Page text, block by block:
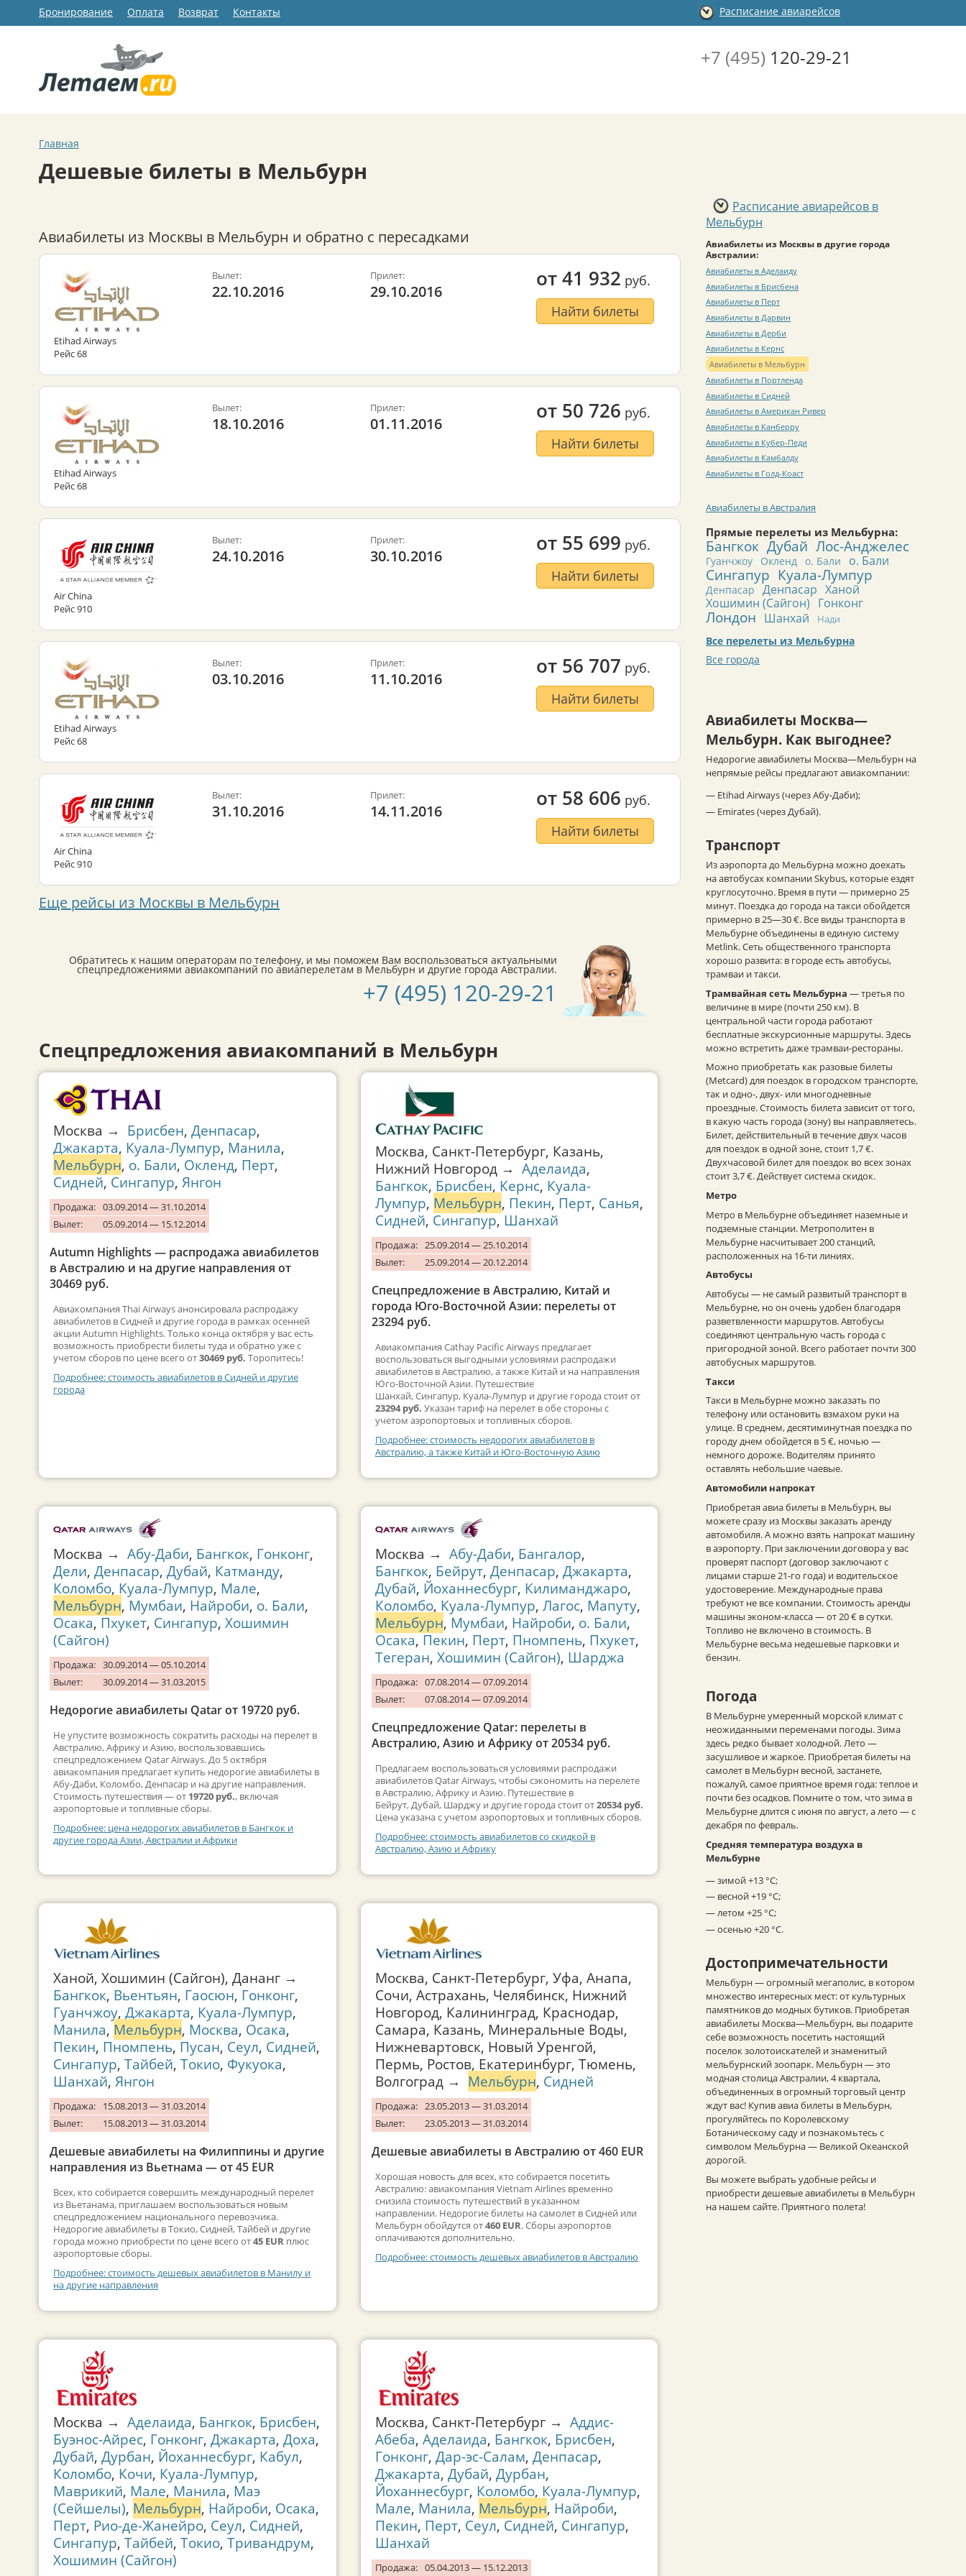
Бронирование Оплата Возврат Контакты Расписание авиарейсов
+7 (495) 120-29-21
Главная
Дешевые билеты в Мельбурн
Авиабилеты из Москвы в Мельбурн и обратно с пересадками
Etihad Airways
Рейс 68
Вылет:
22.10.2016
Прилет:
29.10.2016
от41 932 руб.
Найти билеты
Etihad Airways
Рейс 68
Вылет:
18.10.2016
Прилет:
01.11.2016
от 50 726 руб.
Найти билеты
Air China
Рейс 910
Вылет:
24.10.2016
Прилет:
30.10.2016
от 55 699 руб.
Найти билеты
Etihad Airways
Рейс 68
Вылет:
03.10.2016
Прилет:
11.10.2016
от 56 707 руб.
Найти билеты
Air China
Рейс 910
Вылет:
31.10.2016
Прилет:
14.11.2016
от 58 606 руб.
Найти билеты
Еще рейсы из Москвы в Мельбурн
Обратитесь к нашим операторам по телефону, и мы поможем Вам воспользоваться актуальными
спецпредложениями авиакомпаний по авиаперелетам в Мельбурн и другие города Австралии.
+7 (495) 120-29-21
Спецпредложения авиакомпаний в Мельбурн
Москва → Брисбен, Денпасар,
Джакарта, Куала-Лумпур, Манила,
Мельбурн, о. Бали, Окленд, Перт,
Сидней, Сингапур, Янгон
Продажа: 03.09.2014 — 31.10.2014
Вылет:
05.09.2014 — 15.12.2014
Autumn Highlights — распродажа авиабилетов
в Австралию и на другие направления от
30469 руб.
Авиакомпания Thai Airways анонсировала распродажу
авиабилетов в Сидней и другие города в рамках осенней
акции Autumn Highlights. Только конца октября у вас есть
возможность приобрести билеты туда и обратно уже с
учетом сборов по цене всего от30469 руб. Торопитесь!
Подробнее: стоимость авиабилетов в Сидней и другие
города
Москва → Абу-Даби, Бангкок, Гонконг,
Дели, Денпасар, Дубай, Катманду,
Коломбо, Куала-Лумпур, Мале,
Мельбурн, Мумбаи, Найроби, о. Бали,
Осака, Пхукет, Сингапур, Хошимин
(Сайгон)
Продажа: 30.09.2014 — 05.10.2014
Вылет:
30.09.2014 — 31.03.2015
Недорогие авиабилеты Qatar от 19720 руб.
Не упустите возможность сократить расходы на перелет в
Австралию, Африку и Азию, воспользовавшись
спецпредложением Qatar Airways. До 5 октября
авиакомпания предлагает купить недорогие авиабилеты в
Абу-Даби, Коломбо, Денпасар и на другие направления.
Стоимость путешествия — от 19720 руб., включая
аэропортовые и топливные сборы.
Подробнее: цена недорогих авиабилетов в Бангкок и
другие города Азии, Австралии и Африки
Ханой, Хошимин (Сайгон), Дананг →
Бангкок, Вьентьян, Гаосюн, Гонконг,
Гуанчжоу, Джакарта, Куала-Лумпур,
Манила, Мельбурн, Москва, Осака,
Пекин, Пномпень, Пусан, Сеул, Сидней,
Сингапур, Тайбей, Токио, Фукуока,
Шанхай, Янгон
Продажа:
15.08.2013 — 31.03.2014
Вылет:
15.08.2013 — 31.03.2014
Дешевые авиабилеты на Филиппины и другие
направления из Вьетнама — от 45 EUR
Всех, кто собирается совершить международный перелет
из Вьетанама, приглашаем воспользоваться новым
спецпредложением национального перевозчика.
Недорогие авиабилеты в Токио, Сидней, Тайбей и другие
города можно приобрести по цене всего от45 EUR плюс
аэропортовые сборы.
Подробнее: стоимость дешевых авиабилетов в Манилу и
на другие направления
Москва → Аделаида, Бангкок, Брисбен,
Буэнос-Айрес, Гонконг, Джакарта, Доха,
Дубай, Дурбан, Йоханнесбург, Кабул,
Коломбо, Кочи, Куала-Лумпур,
Маврикий, Мале, Манила, Маэ
(Сейшелы), Мельбурн, Найроби, Осака,
Перт, Рио-де-Жанейро, Сеул, Сидней,
Сингапур, Тайбей, Токио, Тривандрум,
Хошимин (Сайгон)
Москва, Санкт-Петербург, Казань,
Нижний Новгород → Аделаида,
Бангкок, Брисбен, Кернс, Куала-
Лумпур, Мельбурн, Пекин, Перт, Санья,
Сидней, Сингапур, Шанхай
Продажа: 25.09.2014 — 25.10.2014
Вылет:
25.09.2014 — 20.12.2014
Спецпредложение в Австралию, Китай и
города Юго-Восточной Азии: перелеты от
23294 руб.
Авиакомпания Cathay Pacific Airways предлагает
воспользоваться выгодными условиями распродажи
авиабилетов в Австралию, а также Китай и на направления
Юго-Восточной Азии. Путешествие
Шанхай, Сингапур, Куала-Лумпур и другие города стоит от
23294 руб. Указан тариф на перелет в обе стороны с
учетом аэропортовых и топливных сборов.
Подробнее: стоимость недорогих авиабилетов в
Австралию, а также Китай и Юго-Восточную Азию
Москва → Абу-Даби, Бангалор,
Бангкок, Бейрут, Денпасар, Джакарта,
Дубай, Йоханнесбург, Килиманджаро,
Коломбо, Куала-Лумпур, Лагос, Мапуту,
Мельбурн, Мумбаи, Найроби, о. Бали,
Осака, Пекин, Перт, Пномпень, Пхукет,
Тегеран, Хошимин (Сайгон), Шарджа
Продажа: 07.08.2014 — 07.09.2014
Вылет:
07.08.2014 — 07.09.2014
Спецпредложение Qatar: перелеты в
Австралию, Азию и Африку от 20534 руб.
Предлагаем воспользоваться условиями распродажи
авиабилетов Qatar Airways, чтобы сэкономить на перелете
в Австралию, Африку и Азию. Путешествие в
Бейрут, Дубай, Шарджу и другие города стоит от20534 руб.
Цена указана с учетом аэропортовых и топливных сборов.
Подробнее: стоимость авиабилетов со скидкой в
Австралию, Азию и Африку
Москва, Санкт-Петербург, Уфа, Анапа,
Сочи, Астрахань, Челябинск, Нижний
Новгород, Калининград, Краснодар,
Самара, Казань, Минеральные Воды,
Нижневартовск, Новый Уренгой,
Пермь, Ростов, Екатеринбург, Тюмень,
Волгоград → Мельбурн, Сидней
Продажа: 23.05.2013 — 31.03.2014
Вылет:
23.05.2013 — 31.03.2014
Дешевые авиабилеты в Австралию от 460 EUR
Хорошая новость для всех, кто собирается посетить
Австралию: авиакомпания Vietnam Airlines временно
снизила стоимость путешествий в указанном
направлении. Недорогие билеты на самолет в Сидней или
Мельбурн обойдутся от460 EUR. Сборы аэропортов
оплачиваются дополнительно.
Подробнее: стоимость дешевых авиабилетов в Австралию
Москва, Санкт-Петербург → Аддис-
Абеба, Аделаида, Бангкок, Брисбен,
Гонконг, Дар-эс-Салам, Денпасар,
Джакарта, Дубай, Дурбан,
Йоханнесбург, Коломбо, Куала-Лумпур,
Мале, Манила, Мельбурн, Найроби,
Пекин, Перт, Сеул, Сидней, Сингапур,
Шанхай
Продажа: 05.04.2013 — 15.12.2013
Расписание авиарейсов в
Мельбурн
Авиабилеты из Москвы в другие города
Австралии:
Авиабилеты в Аделаиду
Авиабилеты в Брисбена
Авиабилеты в Перт
Авиабилеты в Дарвин
Авиабилеты в Дерби
Авиабилеты в Кернс
Авиабилеты в Мельбурн
Авиабилеты в Портленда
Авиабилеты в Сидней
Авиабилеты в Американ Ривер
Авиабилеты в Канберру
Авиабилеты в Кубер-Педи
Авиабилеты в Камбалду
Авиабилеты в Голд-Коаст
Авиабилеты в Австралия
Прямые перелеты из Мельбурна:
Бангкок Дубай Лос-Анджелес
Гуанчжоу Окленд о. Бали о. Бали
Сингапур Куала-Лумпур
Денпасар Денпасар Ханой
Хошимин (Сайгон) Гонконг
Лондон Шанхай Нади
Все перелеты из Мельбурна
Все города
Авиабилеты Москва—
Мельбурн. Как выгоднее?
Недорогие авиабилеты Москва—Мельбурн на
непрямые рейсы предлагают авиакомпании:
— Etihad Airways (через Абу-Даби);
— Emirates (через Дубай).
Транспорт
Из аэропорта до Мельбурна можно доехать
на автобусах компании Skybus, которые ездят
круглосуточно. Время в пути — примерно 25
минут. Поездка до города на такси обойдется
примерно в 25—30 €. Все виды транспорта в
Мельбурне объединены в единую систему
Metlink. Сеть общественного транспорта
хорошо развита: в городе есть автобусы,
трамваи и такси.
Трамвайная сеть Мельбурна — третья по
величине в мире (почти 250 км). В
центральной части города работают
бесплатные экскурсионные маршруты. Здесь
можно встретить даже трамваи-рестораны.
Можно приобретать как разовые билеты
(Metcard) для поездок в городском транспорте,
так и одно-, двух- или многодневные
проездные. Стоимость билета зависит от того,
в какую часть города (зону) вы направляетесь.
Билет, действительный в течение двух часов
для поездок в одной зоне, стоит 1,7 €.
Двухчасовой билет для поездок во всех зонах
стоит 3,7 €. Действует система скидок.
Метро
Метро в Мельбурне объединяет наземные и
подземные станции. Метрополитен в
Мельбурне насчитывает 200 станций,
расположенных на 16-ти линиях.
Автобусы
Автобусы — не самый развитый транспорт в
Мельбурне, но он очень удобен благодаря
разветвленности маршрутов. Автобусы
соединяют центральную часть города с
пригородной зоной. Всего работает почти 300
автобусных маршрутов.
Такси
Такси в Мельбурне можно заказать по
телефону или остановить взмахом руки на
улице. В среднем, десятиминутная поездка по
городу днем обойдется в 5 €, ночью —
немного дороже. Водителям принято
оставлять небольшие чаевые.
Автомобили напрокат
Приобретая авиа билеты в Мельбурн, вы
можете сразу из Москвы заказать аренду
автомобиля. А можно взять напрокат машину
в аэропорту. При заключении договора у вас
проверят паспорт (договор заключают с
лицами старше 21-го года) и водительское
удостоверение. Международные права
требуют не все компании. Стоимость аренды
машины эконом-класса — от 20 € в сутки.
Топливо не включено в стоимость. В
Мельбурне весьма недешевые парковки и
бензин.
Погода
В Мельбурне умеренный морской климат с
неожиданными переменами погоды. Зима
здесь редко бывает холодной. Лето —
засушливое и жаркое. Приобретая билеты на
самолет в Мельбурн весной, застанете,
пожалуй, самое приятное время года: теплое и
почти без осадков. Помните о том, что зима в
Мельбурне длится с июня по август, а лето — с
декабря по февраль.
Средняя температура воздуха в
Мельбурне
— зимой +13 °C;
— весной +19 °C;
— летом +25 °C;
— осенью +20 °C.
Достопримечательности
Мельбурн — огромный мегаполис, в котором
множество интересных мест: от культурных
памятников до модных бутиков. Приобретая
авиабилеты Москва—Мельбурн, вы подарите
себе возможность посетить настоящий
поселок золотоискателей и знаменитый
мельбурнский зоопарк. Мельбурн — это
модная столица Австралии, 4 квартала,
объединенных в огромный торговый центр
ждут вас! Купив авиа билеты в Мельбурн,
прогуляйтесь по Королевскому
Ботаническому саду и познакомьтесь с
символом Мельбурна — Великой Океанской
дорогой.
Вы можете выбрать удобные рейсы и
приобрести дешевые авиабилеты в Мельбурн
на нашем сайте. Приятного полета!